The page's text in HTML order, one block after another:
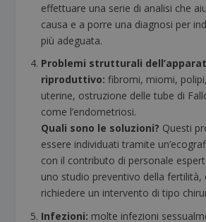
effettuare una serie di analisi che
causa e a porre una diagnosi per
più adeguata.
Problemi strutturali
riproduttivo: fibromi, miomi,
uterine, ostruzione delle tube di
come l’endometriosi.
Quali sono le soluzioni? Questi
essere individuati tramite
con il contributo di personale
uno studio preventivo della fertilità,
richiedere un intervento di tipo
Infezioni: molte infezioni